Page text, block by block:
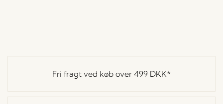
Fri fragt ved køb over 499 DKK*